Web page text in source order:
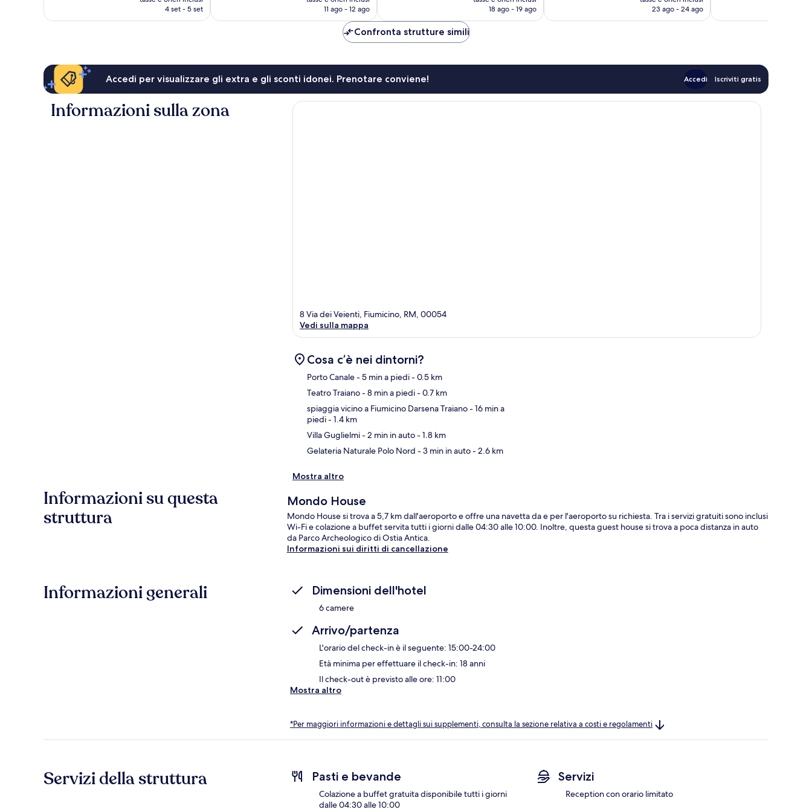
attuale
4 set - 5 set
attuale
102 €
11 ago - 12 ago
attuale
18 ago - 19 ago
attuale
23 ago - 24 ago
Confronta strutture simili
Accedi per visualizzare gli extra e gli sconti idonei. Prenotare conviene! Accedi Iscriviti gratis
Informazioni sulla zona
8 Via dei Veienti, Fiumicino, RM, 00054
Vedi sulla mappa
Cosa c’è nei dintorni?
Porto Canale- 5 min a piedi- 0.5 km
Teatro Traiano- 8 min a piedi- 0.7 km
spiaggia vicino a Fiumicino Darsena Traiano- 16 min a
piedi- 1.4 km
Villa Guglielmi- 2 min in auto- 1.8 km
Gelateria Naturale Polo Nord - 3 min in auto- 2.6 km
Mostra altro
Informazioni su questa
struttura
Mondo House
Mondo House si trova a 5,7 km dall'aeroporto e offre una navetta da e per l'aeroporto su richiesta. Tra i servizi gratuiti sono inclusi
Wi-Fi e colazione a buffet servita tutti i giorni dalle 04:30 alle 10:00. Inoltre, questa guest house si trova a poca distanza in auto
da Parco Archeologico di Ostia Antica.
Informazioni sui diritti di cancellazione
Informazioni generali Dimensioni dell'hotel
6 camere
Arrivo/partenza
L'orario del check-in è il seguente: 15:00-24:00
Età minima per effettuare il check-in: 18 anni
Il check-out è previsto alle ore: 11:00
Mostra altro
*Per maggiori informazioni e dettagli sui supplementi, consulta la sezione relativa a costi e regolamenti
Servizi della struttura Pasti e bevande
Colazione a buffet gratuita disponibile tutti i giorni
dalle 04:30 alle 10:00
Servizi
Reception con orario limitato